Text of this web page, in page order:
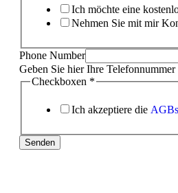
Ich möchte eine
Nehmen Sie mit mir
Phone Number
Geben Sie hier Ihre Telefonnummer
Checkboxen *
Ich akzeptiere die
Senden